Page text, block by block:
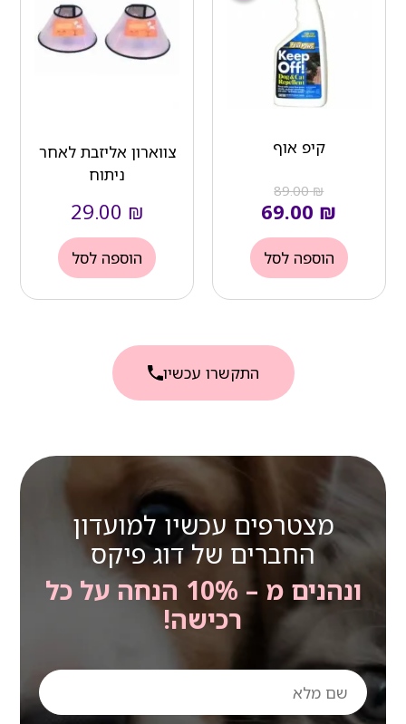
קיפ אוף
₪
89.00
היה:
₪ 89.00.
₪
הוא:
₪ 69.00.
הוספה לסל
צווארון אליזבת לאחר
ניתוח
₪
הוספה לסל
התקשרו עכשיו
מצטרפים עכשיו למועדון
החברים של דוג פיקס
ונהנים מ – 10% הנחה על כל
רכישה!
שם
מלא